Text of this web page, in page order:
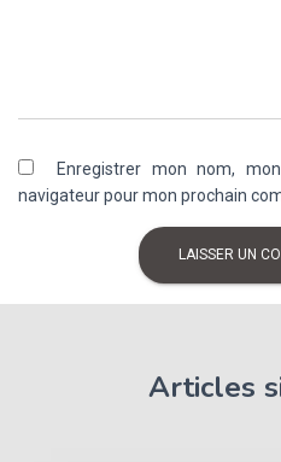
Enregistrer mon nom,
navigateur pour mon prochain
Articles